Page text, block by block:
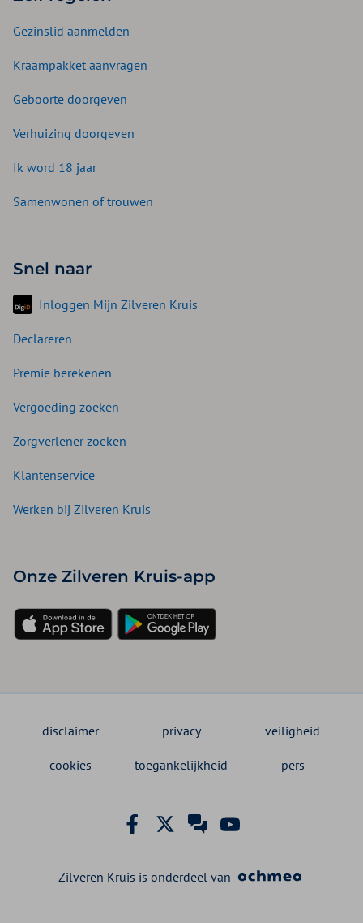
Gezinslid aanmelden
Kraampakket aanvragen
Geboorte doorgeven
Verhuizing doorgeven
Ik word 18 jaar
Samenwonen of trouwen
Snel naar
Inloggen Mijn Zilveren Kruis
Declareren
Premie berekenen
Vergoeding zoeken
Zorgverlener zoeken
Klantenservice
Werken bij Zilveren Kruis
Onze Zilveren Kruis-app
disclaimer privacy veiligheid
cookies toegankelijkheid pers
Zilveren Kruis is onderdeel van